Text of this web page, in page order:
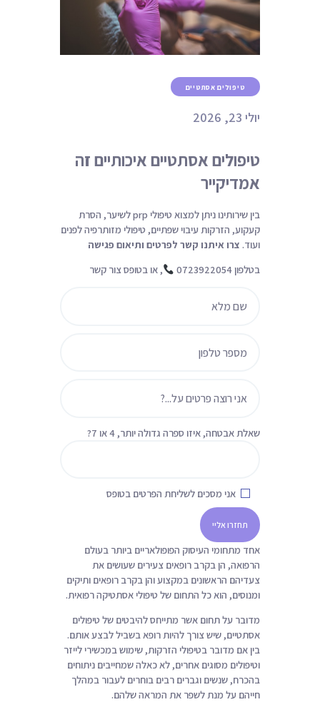
ניגודיות כהה
הוסף קו תחתון לקישורים
סמן קישורים
ל
ת
ה
א
פ
ר
cached טיפולים אסתטיים
יולי 23, 2026
טיפולים אסתטיים איכותיים זה
אמדיקייר
בין שירותינו ניתן למצוא טיפולי prp לשיער, הסרת
קעקוע, הזרקות עיבוי שפתיים, טיפולי מזותרפיה לפנים
ועוד. צרו איתנו קשר לפרטים ותיאום פגישה
בטלפון 0723922054
, או בטופס צור קשר
שאלת אבטחה, איזו ספרה גדולה יותר, 4 או 7?
אני מסכים לשליחת הפרטים בטופס
אחד מתחומי העיסוק הפופולאריים ביותר בעולם
הרפואה, הן בקרב רופאים צעירים שעושים את
צעדיהם הראשונים במקצוע והן בקרב רופאים ותיקים
ומנוסים, הוא כל התחום של טיפולי אסתטיקה רפואית.
מדובר על תחום אשר מתייחס להיבטים של טיפולים
אסתטיים, שיש צורך להיות רופא בשביל לבצע אותם.
בין אם מדובר בטיפולי הזרקות, שימוש במכשירי לייזר
וטיפולים מסוגים אחרים, לא כאלה שמחייבים ניתוחים
בהכרח, שנשים וגברים רבים בוחרים לעבור במהלך
חייהם על מנת לשפר את המראה שלהם.